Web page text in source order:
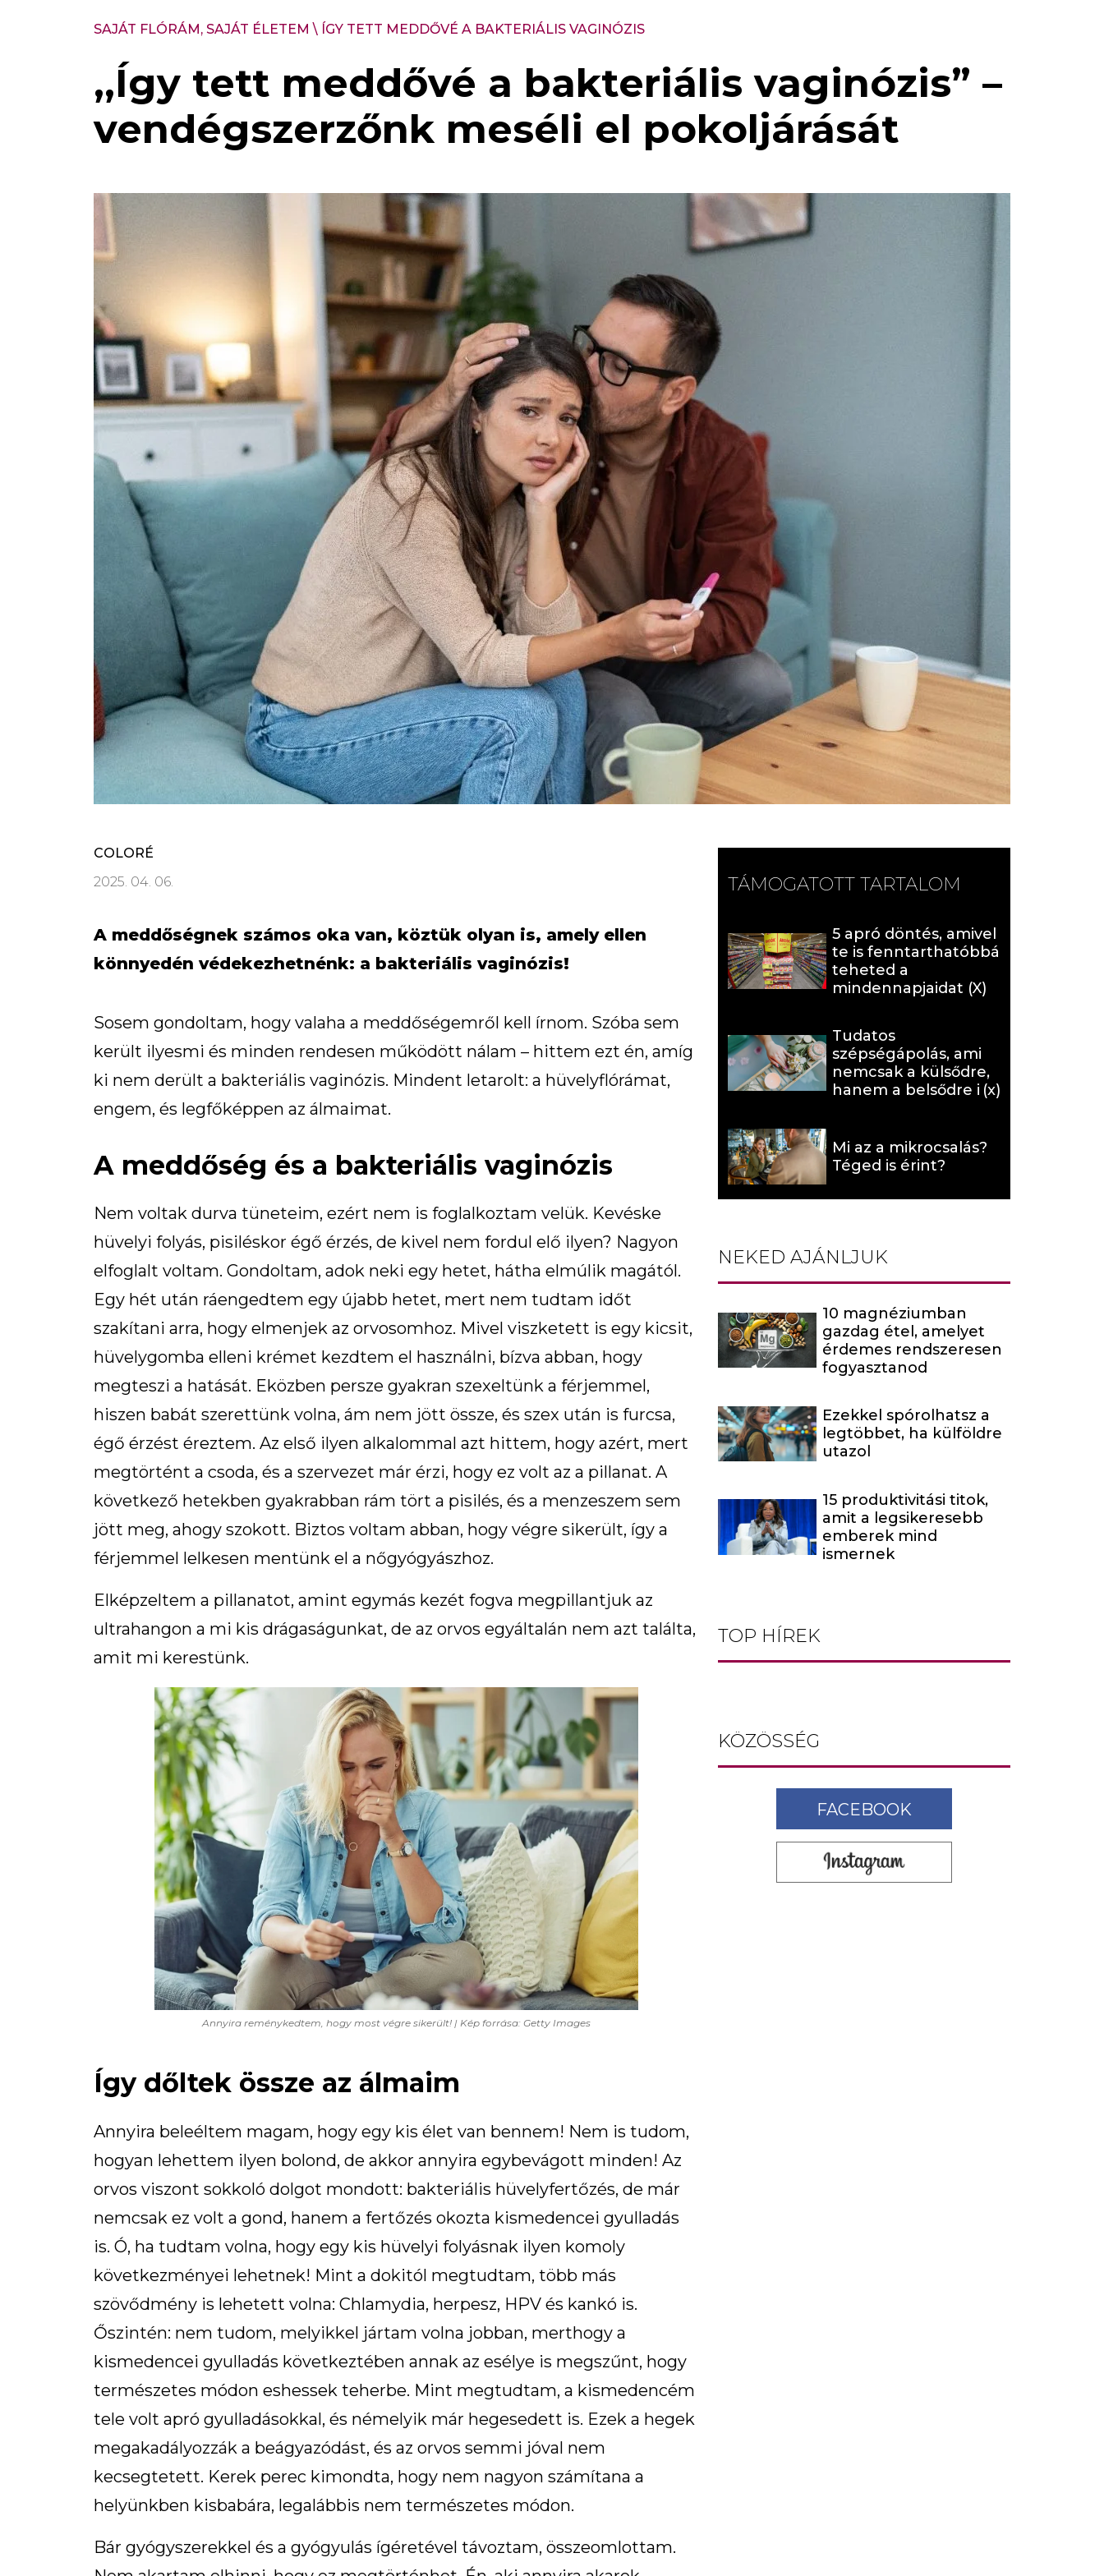
SAJÁT FLÓRÁM, SAJÁT ÉLETEM \ ÍGY TETT MEDDŐVÉ A BAKTERIÁLIS VAGINÓZIS
,,Így tett meddővé a bakteriális vaginózis” –
vendégszerzőnk meséli el pokoljárását
COLORÉ
2025. 04. 06.
A meddőségnek számos oka van, köztük olyan is, amely ellen
könnyedén védekezhetnénk: a bakteriális vaginózis!
Sosem gondoltam, hogy valaha a meddőségemről kell írnom. Szóba sem
került ilyesmi és minden rendesen működött nálam – hittem ezt én, amíg
ki nem derült a bakteriális vaginózis. Mindent letarolt: a hüvelyflórámat,
engem, és legfőképpen az álmaimat.
A meddőség és a bakteriális vaginózis
Nem voltak durva tüneteim, ezért nem is foglalkoztam velük. Kevéske
hüvelyi folyás, pisiléskor égő érzés, de kivel nem fordul elő ilyen? Nagyon
elfoglalt voltam. Gondoltam, adok neki egy hetet, hátha elmúlik magától.
Egy hét után ráengedtem egy újabb hetet, mert nem tudtam időt
szakítani arra, hogy elmenjek az orvosomhoz. Mivel viszketett is egy kicsit,
hüvelygomba elleni krémet kezdtem el használni, bízva abban, hogy
megteszi a hatását. Eközben persze gyakran szexeltünk a férjemmel,
hiszen babát szerettünk volna, ám nem jött össze, és szex után is furcsa,
égő érzést éreztem. Az első ilyen alkalommal azt hittem, hogy azért, mert
megtörtént a csoda, és a szervezet már érzi, hogy ez volt az a pillanat. A
következő hetekben gyakrabban rám tört a pisilés, és a menzeszem sem
jött meg, ahogy szokott. Biztos voltam abban, hogy végre sikerült, így a
férjemmel lelkesen mentünk el a nőgyógyászhoz.
Elképzeltem a pillanatot, amint egymás kezét fogva megpillantjuk az
ultrahangon a mi kis drágaságunkat, de az orvos egyáltalán nem azt találta,
amit mi kerestünk.
Annyira reménykedtem, hogy most végre sikerült! | Kép forrása: Getty Images
Így dőltek össze az álmaim
Annyira beleéltem magam, hogy egy kis élet van bennem! Nem is tudom,
hogyan lehettem ilyen bolond, de akkor annyira egybevágott minden! Az
orvos viszont sokkoló dolgot mondott: bakteriális hüvelyfertőzés, de már
nemcsak ez volt a gond, hanem a fertőzés okozta kismedencei gyulladás
is. Ó, ha tudtam volna, hogy egy kis hüvelyi folyásnak ilyen komoly
következményei lehetnek! Mint a dokitól megtudtam, több más
szövődmény is lehetett volna: Chlamydia, herpesz, HPV és kankó is.
Őszintén: nem tudom, melyikkel jártam volna jobban, merthogy a
kismedencei gyulladás következtében annak az esélye is megszűnt, hogy
természetes módon eshessek teherbe. Mint megtudtam, a kismedencém
tele volt apró gyulladásokkal, és némelyik már hegesedett is. Ezek a hegek
megakadályozzák a beágyazódást, és az orvos semmi jóval nem
kecsegtetett. Kerek perec kimondta, hogy nem nagyon számítana a
helyünkben kisbabára, legalábbis nem természetes módon.
Bár gyógyszerekkel és a gyógyulás ígéretével távoztam, összeomlottam.
TÁMOGATOTT TARTALOM
5 apró döntés, amivel
te is fenntarthatóbbá
teheted a
mindennapjaidat (X)
Tudatos
szépségápolás, ami
nemcsak a külsődre,
hanem a belsődre is
Mi az a mikrocsalás?
Téged is érint?
NEKED AJÁNLJUK
10 magnéziumban
gazdag étel, amelyet
érdemes rendszeresen
fogyasztanod
Ezekkel spórolhatsz a
legtöbbet, ha külföldre
utazol
15 produktivitási titok,
amit a legsikeresebb
emberek mind
ismernek
TOP HÍREK
KÖZÖSSÉG
FACEBOOK